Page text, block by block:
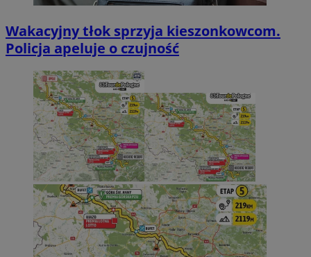
Wakacyjny tłok sprzyja kieszonkowcom.
Policja apeluje o czujność